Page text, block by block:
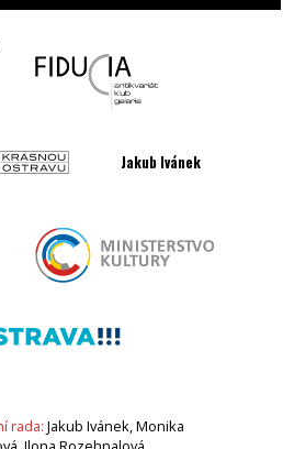
Jakub Ivánek
rada: Jakub Ivánek, Monika